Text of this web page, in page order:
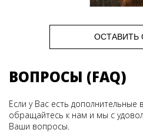
ОСТАВИТЬ
ВОПРОСЫ (FAQ)
Если у Вас есть дополнительные
обращайтесь к нам и мы с
Ваши вопросы.